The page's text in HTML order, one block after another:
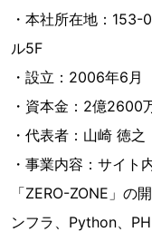
・本社所在地：
ル5F
・設立：2006年6月
・資本金：2億2600
・代表者：山崎 徳之
・事業内容：サイト
「ZERO-ZONE」の
ンフラ、Python、